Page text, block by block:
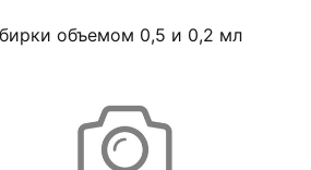
объемом 0,5 и 0,2 мл